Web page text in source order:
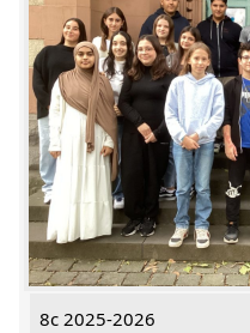
8c 2025-2026